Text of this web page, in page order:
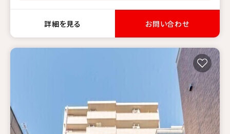
詳細を見る お問い合わせ